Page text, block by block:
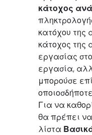
κάτοχος
κατόχου της
κάτοχος της
εργασίας
εργασία,
μπορούσε
Για να
θα πρέπει
λίστα